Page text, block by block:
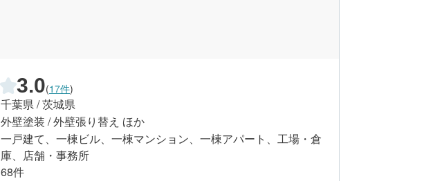
3.0(17件)
千葉県 / 茨城県
外壁塗装 / 外壁張り替え ほか
一戸建て、一棟ビル、一棟マンション、一棟アパート、工場・倉
庫、店舗・事務所
68件